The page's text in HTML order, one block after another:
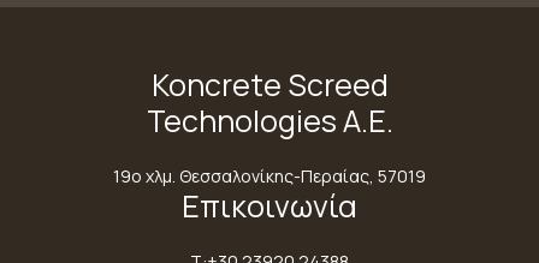
Koncrete Screed
Technologies Α.Ε.
19ο χλμ. Θεσσαλονίκης-Περαίας, 57019
Επικοινωνία